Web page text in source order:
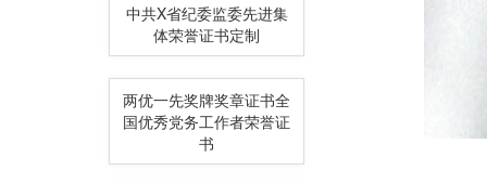
中共X省纪委监委先进集
体荣誉证书定制
两优一先奖牌奖章证书全
国优秀党务工作者荣誉证
书